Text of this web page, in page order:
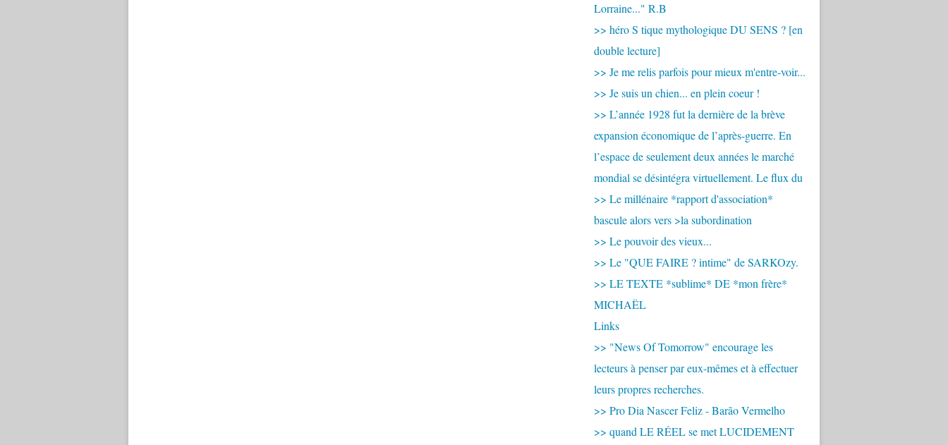
Lorraine..." R.B
>> héro S tique mythologique DU SENS ? [en
double lecture]
>> Je me relis parfois pour mieux m'entre-voir...
>> Je suis un chien... en plein coeur !
>> L’année 1928 fut la dernière de la brève
expansion économique de l’après-guerre. En
l’espace de seulement deux années le marché
mondial se désintégra virtuellement. Le flux du
>> Le millénaire *rapport d'association*
bascule alors vers >la subordination
>> Le pouvoir des vieux...
>> Le "QUE FAIRE ? intime" de SARKOzy.
>> LE TEXTE *sublime* DE *mon frère*
MICHAËL
Links
>> "News Of Tomorrow" encourage les
lecteurs à penser par eux-mêmes et à effectuer
leurs propres recherches.
>> Pro Dia Nascer Feliz - Barão Vermelho
>> quand LE RÉEL se met LUCIDEMENT